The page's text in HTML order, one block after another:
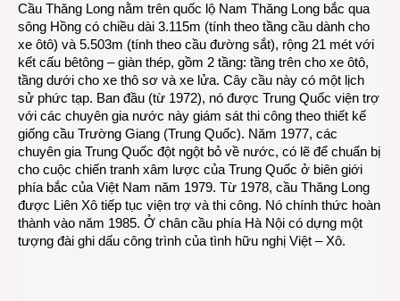
Cầu Thăng Long nằm trên quốc lộ Nam Thăng Long bắc qua
sông Hồng có chiều dài 3.115m (tính theo tầng cầu dành cho
xe ôtô) và 5.503m (tính theo cầu đường sắt), rộng 21 mét với
kết cấu bêtông – giàn thép, gồm 2 tầng: tầng trên cho xe ôtô,
tầng dưới cho xe thô sơ và xe lửa. Cây cầu này có một lịch
sử phức tạp. Ban đầu (từ 1972), nó được Trung Quốc viện trợ
với các chuyên gia nước này giám sát thi công theo thiết kế
giống cầu Trường Giang (Trung Quốc). Năm 1977, các
chuyên gia Trung Quốc đột ngột bỏ về nước, có lẽ để chuẩn bị
cho cuộc chiến tranh xâm lược của Trung Quốc ở biên giới
phía bắc của Việt Nam năm 1979. Từ 1978, cầu Thăng Long
được Liên Xô tiếp tục viện trợ và thi công. Nó chính thức hoàn
thành vào năm 1985. Ở chân cầu phía Hà Nội có dựng một
tượng đài ghi dấu công trình của tình hữu nghị Việt – Xô.